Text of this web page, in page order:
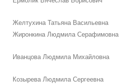
Желтухина Татьяна Васильевна
Жиронкина Людмила Серафимовна
Иванцова Людмила Михайловна
Козырева Людмила Сергеевна